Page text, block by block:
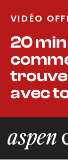
VIDÉO
20
avec